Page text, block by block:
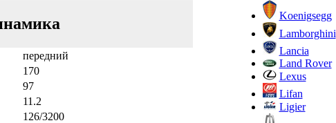
передний
170
97
11.2
126/3200
Koenigsegg
Lamborghini
Lancia
Land Rover
Lexus
Lifan
Ligier